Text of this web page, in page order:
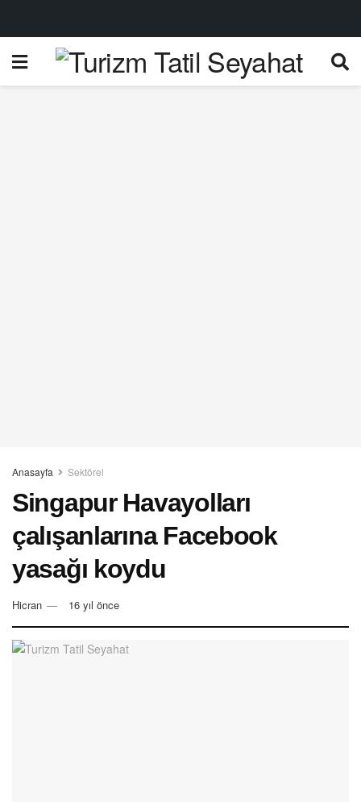
Anasayfa Sektörel
Singapur Havayolları
çalışanlarına Facebook
yasağı koydu
Hicran 16 yıl önce